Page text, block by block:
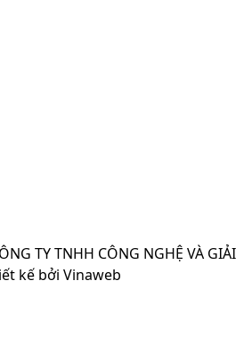
TY TNHH CÔNG NGHỆ VÀ GIẢI
kế bởi Vinaweb